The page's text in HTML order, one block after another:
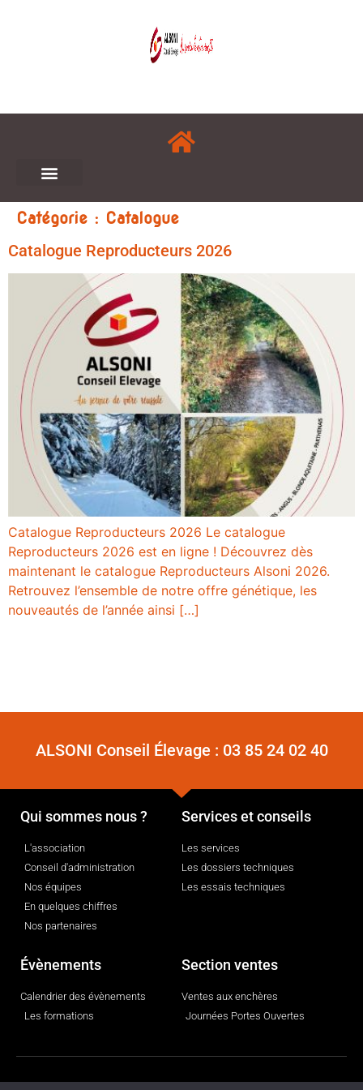
Catégorie : Catalogue
Catalogue Reproducteurs 2026
Catalogue Reproducteurs 2026 Le catalogue
Reproducteurs 2026 est en ligne ! Découvrez dès
maintenant le catalogue Reproducteurs Alsoni 2026.
Retrouvez l’ensemble de notre offre génétique, les
nouveautés de l’année ainsi […]
ALSONI Conseil Élevage : 03 85 24 02 40
Qui sommes nous ?
L'association
Conseil d'administration
Nos équipes
En quelques chiffres
Nos partenaires
Services et conseils
Les services
Les dossiers techniques
Les essais techniques
Évènements
Calendrier des évènements
Les formations
Section ventes
Ventes aux enchères
Journées Portes Ouvertes